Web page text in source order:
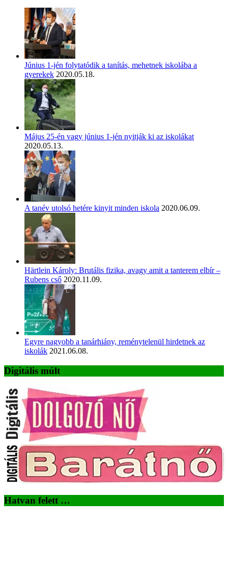
Június 1-jén folytatódik a tanítás, mehetnek iskolába a
gyerekek 2020.05.18.
Május 25-én vagy június 1-jén nyitják ki az iskolákat
2020.05.13.
A tanév utolsó hetére kinyit minden iskola 2020.06.09.
Härtlein Károly: Brutális fizika, avagy amit a tanterem elbír –
Rubens cső 2020.11.09.
Egyre nagyobb a tanárhiány, reménytelenül hirdetnek az
iskolák 2021.06.08.
Digitális múlt
Hatvan felett …